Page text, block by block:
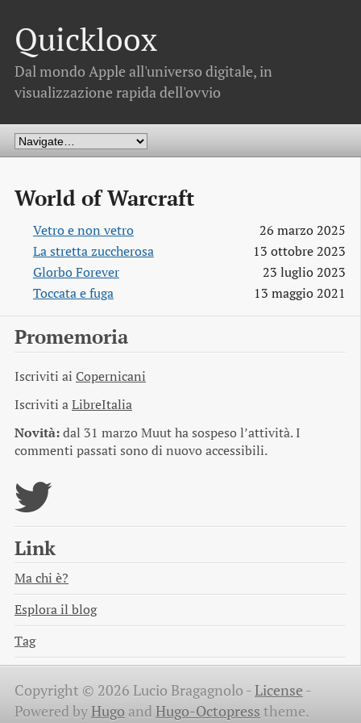
Quickloox
Dal mondo Apple all'universo digitale, in
visualizzazione rapida dell'ovvio
World of Warcraft
Vetro e non vetro
26 marzo 2025
La stretta zuccherosa
13 ottobre 2023
Glorbo Forever
23 luglio 2023
Toccata e fuga
13 maggio 2021
Promemoria
Iscriviti ai Copernicani
Iscriviti aLibreItalia
Novità:dal 31 marzo Muut ha sospeso l’attività. I
commenti passati sono di nuovo accessibili.
Link
Ma chi è?
Esplora il blog
Tag
Copyright © 2026 Lucio Bragagnolo -License -
Powered byHugo and Hugo-Octopress theme.